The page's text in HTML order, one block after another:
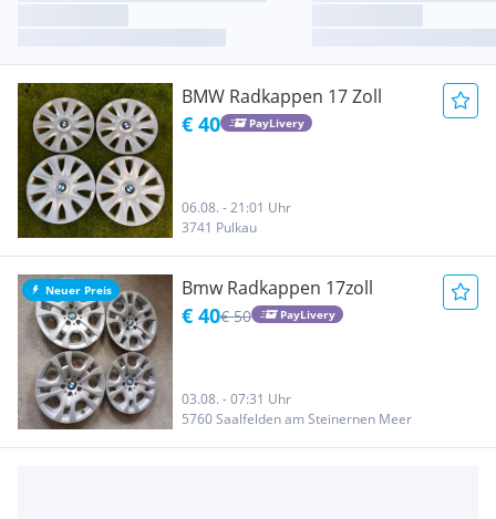
BMW Radkappen 17 Zoll
€ 40 PayLivery
06.08. - 21:01 Uhr
3741 Pulkau
Neuer Preis Bmw Radkappen 17zoll
€ 40€ 50 PayLivery
03.08. - 07:31 Uhr
5760 Saalfelden am Steinernen Meer